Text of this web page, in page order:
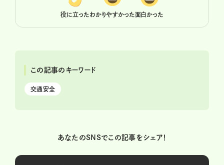
役に立ったわかりやすかった面白かった
この記事のキーワード
交通安全
あなたのSNSでこの記事をシェア！